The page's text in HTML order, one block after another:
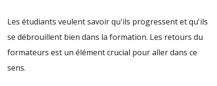
Les étudiants veulent savoir qu'ils progressent et qu'ils
se débrouillent bien dans la formation. Les retours du
formateurs est un élément crucial pour aller dans ce
sens.